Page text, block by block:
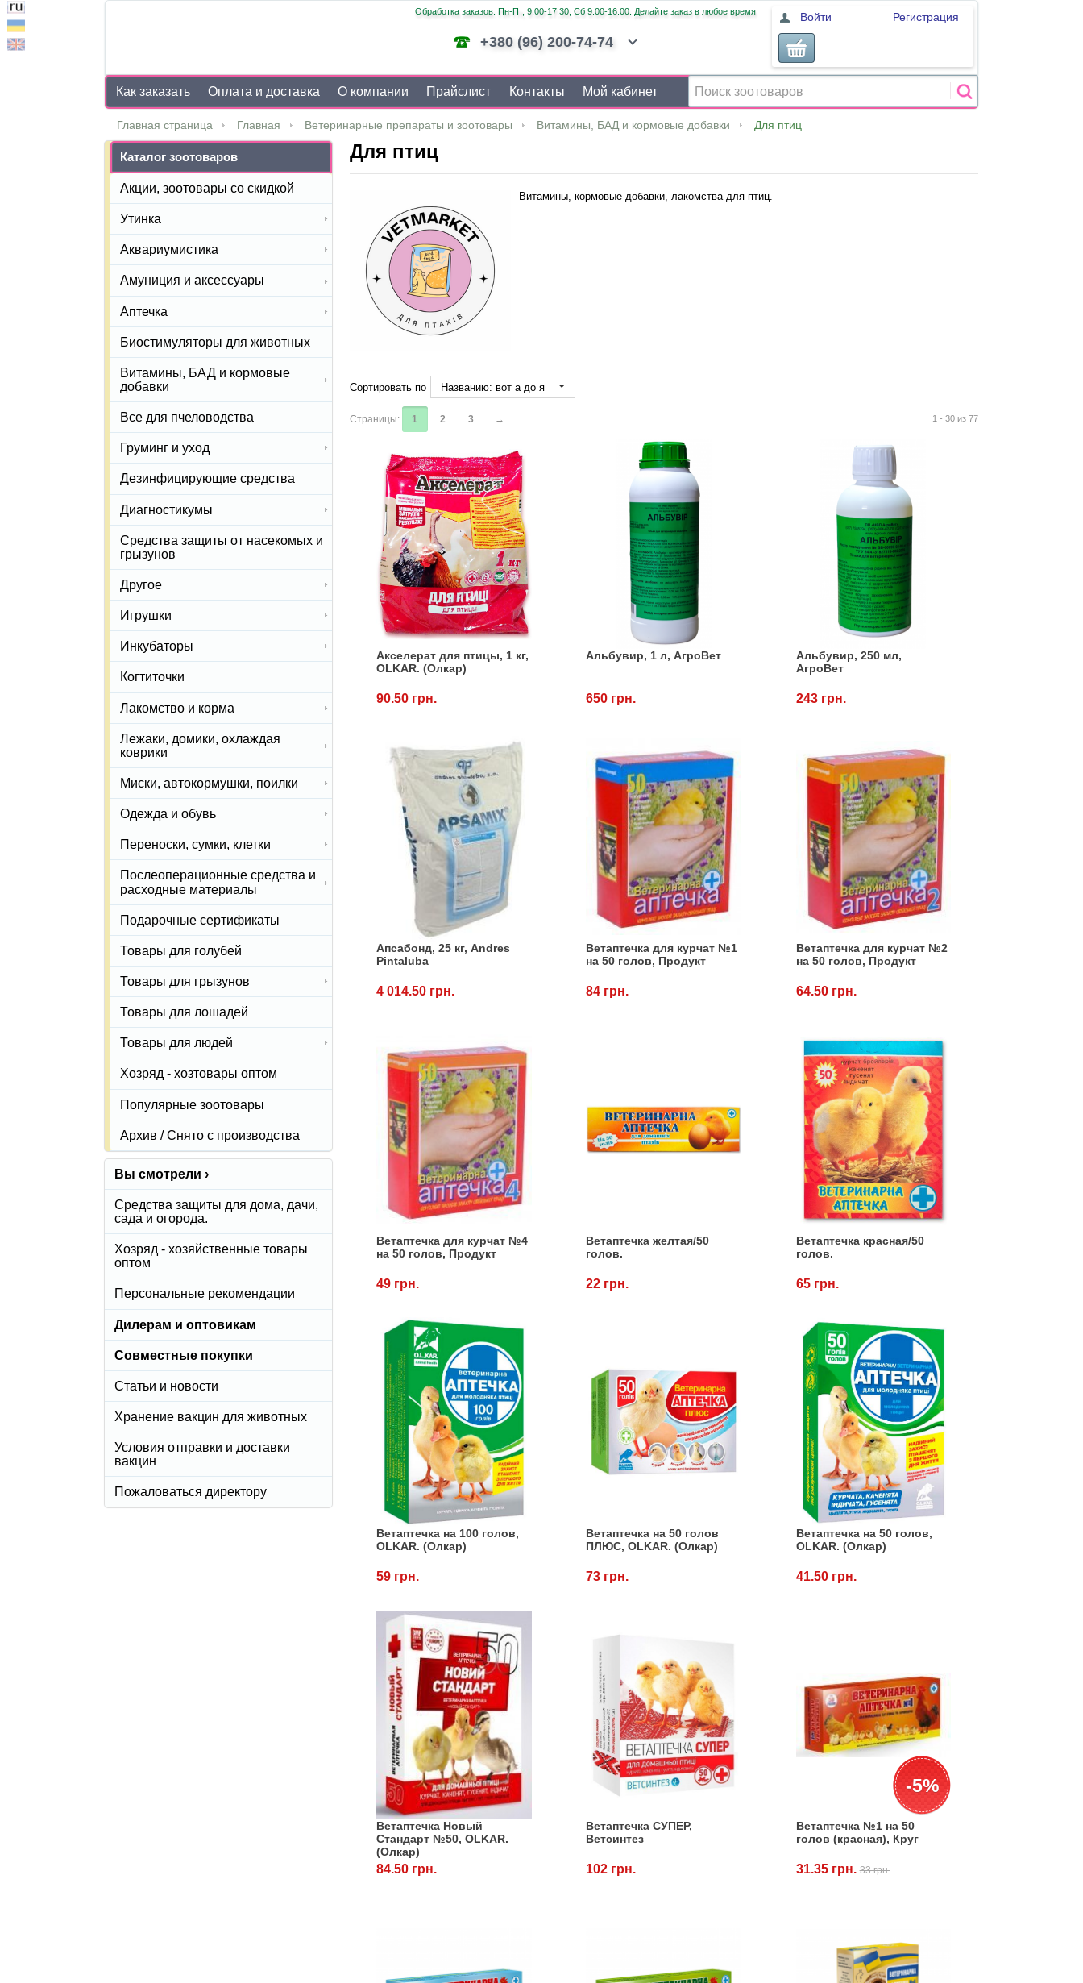
Обработка заказов: Пн-Пт, 9.00-17.30, Сб 9.00-16.00. Делайте заказ в любое время
+380 (96) 200-74-74
Войти Регистрация
Как заказать Оплата и доставка О компании Прайслист Контакты Мой кабинет
Главная страница Главная Ветеринарные препараты и зоотовары Витамины, БАД и кормовые добавки Для птиц
Для птиц
Витамины, кормовые добавки, лакомства для птиц.
Сортировать по Названию: вот а до я
1 - 30 из 77
Страницы: 1 2 3 →
Акселерат для птицы, 1 кг,
OLKAR. (Олкар)
90.50 грн.
Альбувир, 1 л, АгроВет
650 грн.
Альбувир, 250 мл,
АгроВет
243 грн.
Апсабонд, 25 кг, Andres
Pintaluba
4 014.50 грн.
Ветаптечка для курчат №1
на 50 голов, Продукт
84 грн.
Ветаптечка для курчат №2
на 50 голов, Продукт
64.50 грн.
Ветаптечка для курчат №4
на 50 голов, Продукт
49 грн.
Ветаптечка желтая/50
голов.
22 грн.
Ветаптечка красная/50
голов.
65 грн.
Ветаптечка на 100 голов,
OLKAR. (Олкар)
59 грн.
Ветаптечка на 50 голов
ПЛЮС, OLKAR. (Олкар)
73 грн.
Ветаптечка на 50 голов,
OLKAR. (Олкар)
41.50 грн.
Ветаптечка Новый
Стандарт №50, OLKAR.
(Олкар)
84.50 грн.
Ветаптечка СУПЕР,
Ветсинтез
102 грн.
-5%
Ветаптечка №1 на 50
голов (красная), Круг
31.35 грн.33 грн.
Каталог зоотоваров
Акции, зоотовары со скидкой
Утинка
Аквариумистика
Амуниция и аксессуары
Аптечка
Биостимуляторы для животных
Витамины, БАД и кормовые
добавки
Все для пчеловодства
Груминг и уход
Дезинфицирующие средства
Диагностикумы
Средства защиты от насекомых и
грызунов
Другое
Игрушки
Инкубаторы
Когтиточки
Лакомство и корма
Лежаки, домики, охлаждая
коврики
Миски, автокормушки, поилки
Одежда и обувь
Переноски, сумки, клетки
Послеоперационные средства и
расходные материалы
Подарочные сертификаты
Товары для голубей
Товары для грызунов
Товары для лошадей
Товары для людей
Хозряд - хозтовары оптом
Популярные зоотовары
Архив / Снято с производства
Вы смотрели ›
Средства защиты для дома, дачи,
сада и огорода.
Хозряд - хозяйственные товары
оптом
Персональные рекомендации
Дилерам и оптовикам
Совместные покупки
Статьи и новости
Хранение вакцин для животных
Условия отправки и доставки
вакцин
Пожаловаться директору